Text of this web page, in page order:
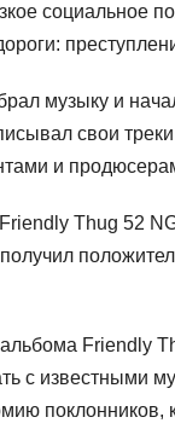
социальное
музыку и
свои
и
Thug 52
Friendly
с известными
поклонников,